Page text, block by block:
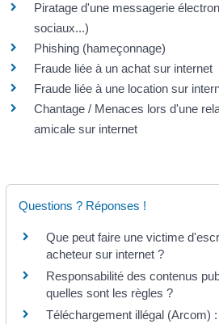
Piratage d'une messagerie
sociaux...)
Phishing (hameçonnage)
Fraude liée à un achat sur internet
Fraude liée à une location sur
Chantage / Menaces lors d'une
amicale sur internet
Questions ? Réponses !
Que peut faire une victime
acheteur sur internet ?
Responsabilité des contenus
quelles sont les règles ?
Téléchargement illégal (Arcom)